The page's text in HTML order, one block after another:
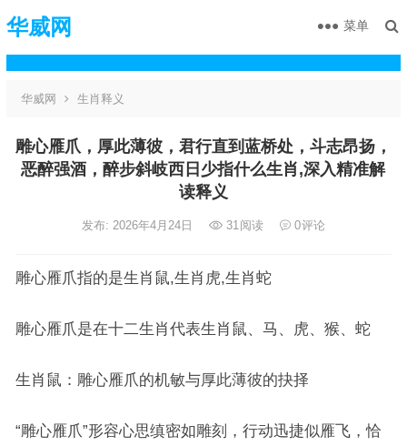
华威网 菜单
华威网 生肖释义
雕心雁爪，厚此薄彼，君行直到蓝桥处，斗志昂扬，
恶醉强酒，醉步斜岐西日少指什么生肖,深入精准解
读释义
发布: 2026年4月24日 31阅读 0评论
雕心雁爪指的是生肖鼠,生肖虎,生肖蛇
雕心雁爪是在十二生肖代表生肖鼠、马、虎、猴、蛇
生肖鼠：雕心雁爪的机敏与厚此薄彼的抉择
“雕心雁爪”形容心思缜密如雕刻，行动迅捷似雁飞，恰